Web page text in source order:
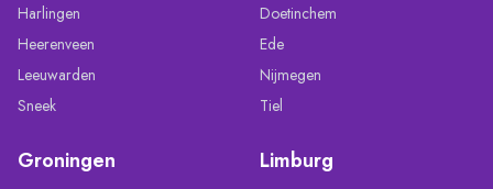
Harlingen
Heerenveen
Leeuwarden
Sneek
Doetinchem
Ede
Nijmegen
Tiel
Groningen Limburg